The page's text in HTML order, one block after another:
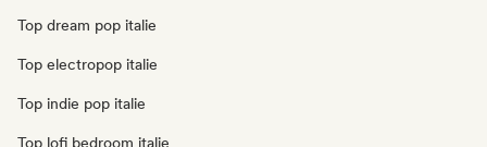
Top dream pop italie
Top electropop italie
Top indie pop italie
Top lofi bedroom italie